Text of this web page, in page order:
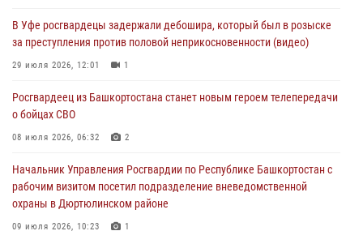
Башкортостана проведет прямую линию
29 июля 2026, 10:52
Росгвардию
В Уфе росгвардецы задержали дебошира, который был в розыске
за преступления против половой неприкосновенности (видео)
29 июля 2026, 12:01 1
Росгвардеец из Башкортостана станет новым героем телепередачи
о бойцах СВО
08 июля 2026, 06:32 2
Начальник Управления Росгвардии по Республике Башкортостан с
рабочим визитом посетил подразделение вневедомственной
охраны в Дюртюлинском районе
09 июля 2026, 10:23 1